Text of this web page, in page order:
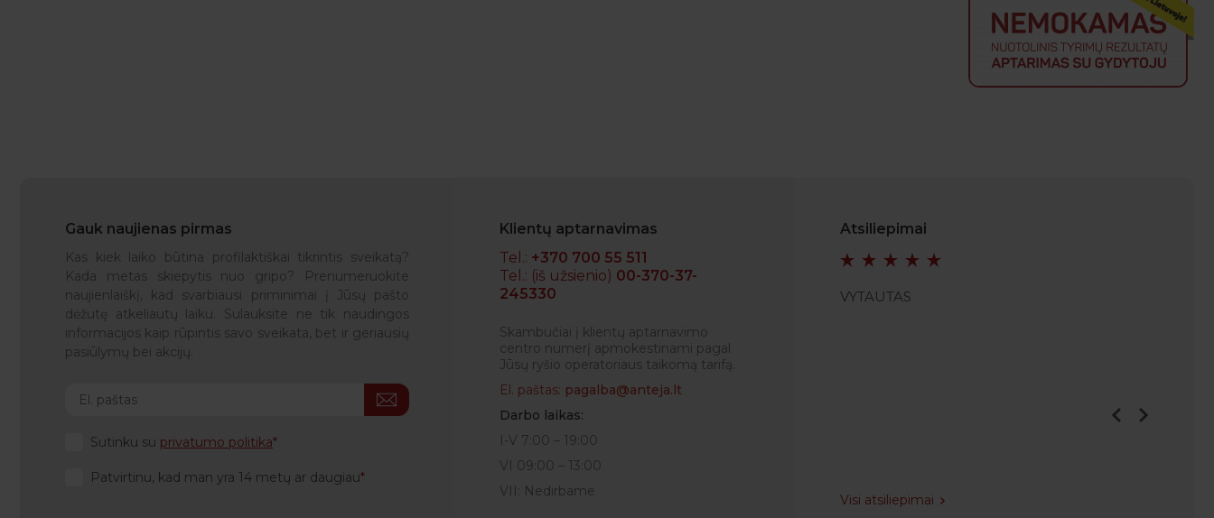
Gauk naujienas pirmas
Kas kiek laiko būtina profilaktiškai tikrintis sveikatą?
Kada metas skiepytis nuo gripo? Prenumeruokite
naujienlaiškį, kad svarbiausi priminimai į Jūsų pašto
dėžutę atkeliautų laiku. Sulauksite ne tik naudingos
informacijos kaip rūpintis savo sveikata, bet ir geriausių
pasiūlymų bei akcijų.
Sutinku su privatumo politika
Patvirtinu, kad man yra 14 metų ar daugiau
Klientų aptarnavimas
Tel.: +370 700 55 511
Tel.: (iš užsienio) 00-370-37-
245330
Skambučiai į klientų aptarnavimo
centro numerį apmokestinami pagal
Jūsų ryšio operatoriaus taikomą tarifą.
El. paštas: pagalba@anteja.lt
Darbo laikas:
I-V 7:00 – 19:00
VI 09:00 – 13:00
VII: Nedirbame
Atsiliepimai
IGLĖ VYTAUTAS
Visi atsiliepimai